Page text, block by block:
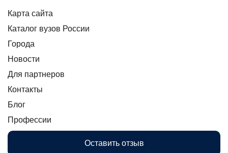
Карта сайта
Каталог вузов России
Города
Новости
Для партнеров
Контакты
Блог
Профессии
Оставить отзыв